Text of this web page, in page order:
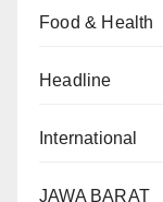
Food & Health
Headline
International
JAWA BARAT